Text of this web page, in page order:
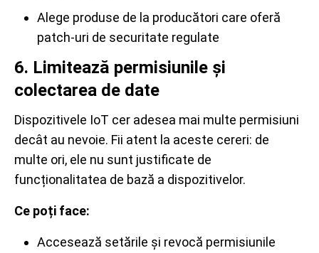
Alege produse de la producători care oferă
patch-uri de securitate regulate
6. Limitează permisiunile și
colectarea de date
Dispozitivele IoT cer adesea mai multe permisiuni
decât au nevoie. Fii atent la aceste cereri: de
multe ori, ele nu sunt justificate de
funcționalitatea de bază a dispozitivelor.
Ce poți face:
Accesează setările și revocă permisiunile